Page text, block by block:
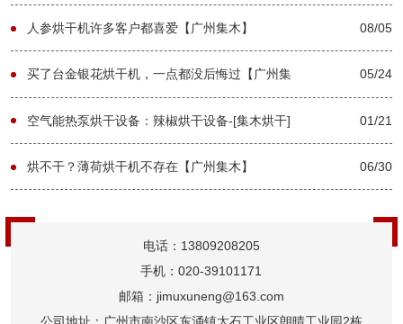
烘干】
人参烘干机许多客户都喜爱【广州集木】 08/05
买了台金银花烘干机，一点都没后悔过【广州集
木】
05/24
空气能热泵烘干设备：辣椒烘干设备-[集木烘干] 01/21
烘不干？薄荷烘干机不存在【广州集木】 06/30
电话：13809208205
手机：020-39101171
邮箱：jimuxuneng@163.com